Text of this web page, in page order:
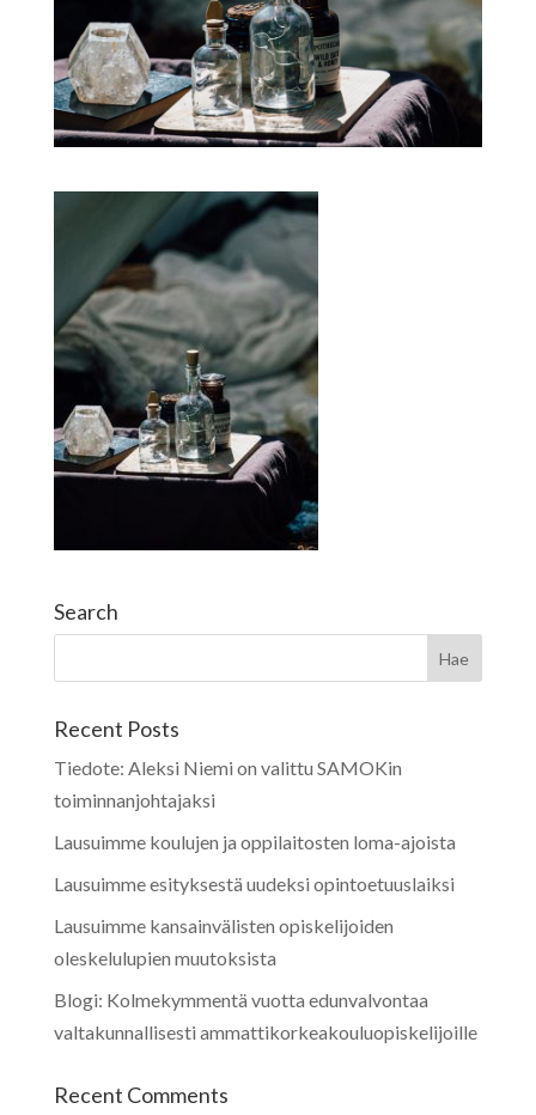
Search
Recent Posts
Tiedote: Aleksi Niemi on valittu SAMOKin
toiminnanjohtajaksi
Lausuimme koulujen ja oppilaitosten loma-ajoista
Lausuimme esityksestä uudeksi opintoetuuslaiksi
Lausuimme kansainvälisten opiskelijoiden
oleskelulupien muutoksista
Blogi: Kolmekymmentä vuotta edunvalvontaa
valtakunnallisesti ammattikorkeakouluopiskelijoille
Recent Comments